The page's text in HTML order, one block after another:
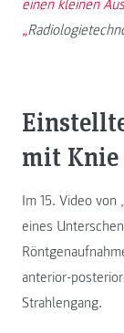
einen kleinen
„
mit Knie
Im 15. Video von
eines
anterior-
Strahlengang.